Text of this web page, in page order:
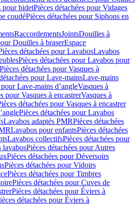
pour bidetPièces détachées pour Vidages
coudéPièces détachées pour Siphons en
RaccordementsJointsDouilles à
Douilles à braserEspace
détachées pour LavabosLavabos
Pièces détachées pour Lavabos pour
Pièces détachées pour Vasques à
pour Lave-mainsLave-mains
Lave-mains d’angleVasques à
pour Vasques à encastrerVasques à
détachées pour Vasques à encastrer
Pièces détachées pour Lavabos
Lavabos adaptés PMRPièces détachées
Lavabos pour enfantsPièces détachées
Lavabos collectifsPièces détachées pour
lavabosPièces détachées pour Autres
Pièces détachées pour Déversoirs
Pièces détachées pour Vidoirs
Pièces détachées pour Timbres
Pièces détachées pour Cuves de
Pièces détachées pour Éviers à
détachées pour Éviers à